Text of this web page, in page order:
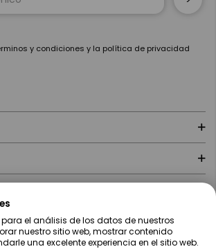
y condiciones y la política de privacidad
Contacto
el análisis de los datos de nuestros
nuestro sitio web, mostrar contenido
una excelente experiencia en el sitio web.